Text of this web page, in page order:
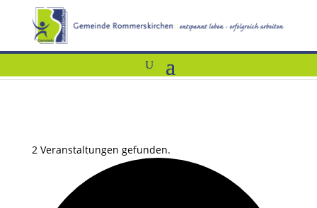
2 Veranstaltungen gefunden.